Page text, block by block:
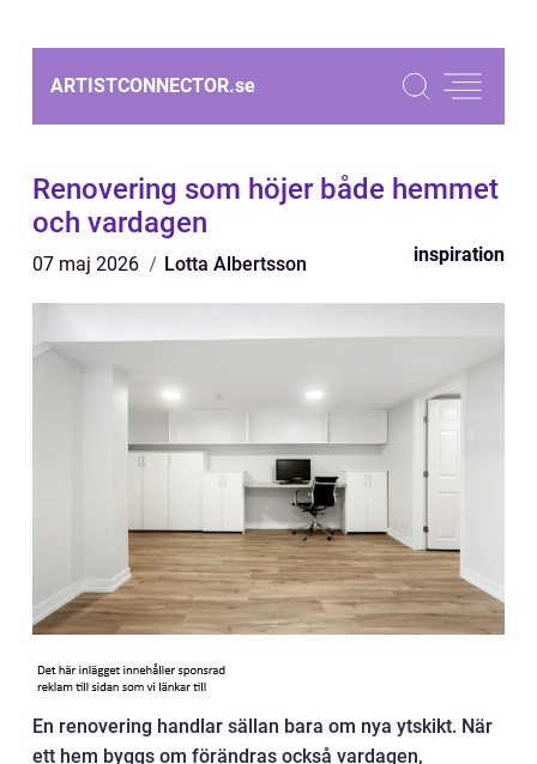
ARTISTCONNECTOR.se
Renovering som höjer både hemmet
och vardagen
07 maj 2026 Lotta Albertsson inspiration
En renovering handlar sällan bara om nya ytskikt. När
ett hem byggs om förändras också vardagen,